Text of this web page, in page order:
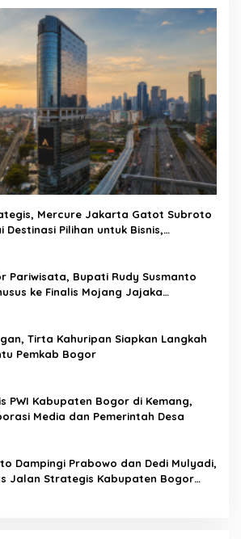
Mercure Jakarta Gatot Subroto
Destinasi Pilihan untuk Bisnis,
dan Kuliner di Jakarta Selatan
Pariwisata, Bupati Rudy Susmanto
ke Finalis Mojang Jajaka
Tirta Kahuripan Siapkan Langkah
Pemkab Bogor
PWI Kabupaten Bogor di Kemang,
Media dan Pemerintah Desa
Dampingi Prabowo dan Dedi Mulyadi,
Jalan Strategis Kabupaten Bogor